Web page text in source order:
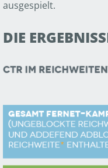
ausgespielt.
DIE